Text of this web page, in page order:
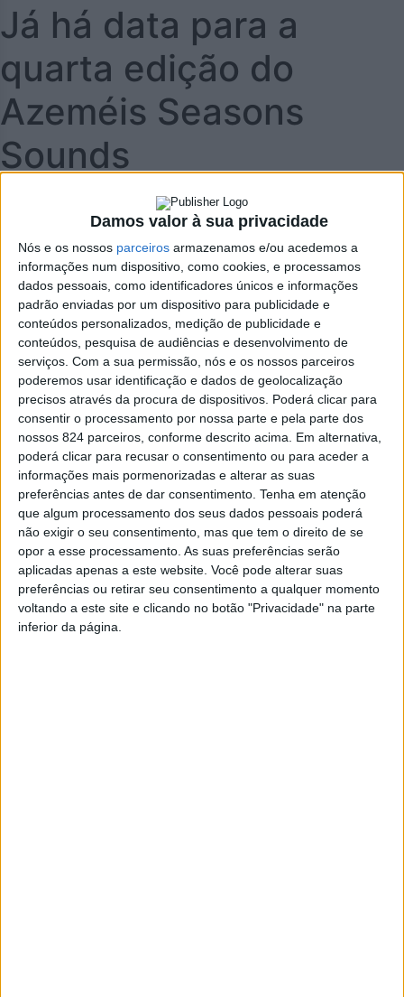
Damos valor à sua privacidade
Nós e os nossos parceiros armazenamos e/ou acedemos a
informações num dispositivo, como cookies, e processamos
dados pessoais, como identificadores únicos e informações
padrão enviadas por um dispositivo para publicidade e
conteúdos personalizados, medição de publicidade e
conteúdos, pesquisa de audiências e desenvolvimento de
serviços. Com a sua permissão, nós e os nossos parceiros
poderemos usar identificação e dados de geolocalização
precisos através da procura de dispositivos. Poderá clicar para
consentir o processamento por nossa parte e pela parte dos
nossos 824 parceiros, conforme descrito acima. Em alternativa,
poderá clicar para recusar o consentimento ou para aceder a
informações mais pormenorizadas e alterar as suas
preferências antes de dar consentimento. Tenha em atenção
que algum processamento dos seus dados pessoais poderá
não exigir o seu consentimento, mas que tem o direito de se
opor a esse processamento. As suas preferências serão
aplicadas apenas a este website. Você pode alterar suas
preferências ou retirar seu consentimento a qualquer momento
voltando a este site e clicando no botão "Privacidade" na parte
inferior da página.
Já há data para a
quarta edição do
Azeméis Seasons
Sounds
Azemeis.net
10 de Outubro de 2019, 11:58
O Azeméis Seasons Soundsvolta a trazer o
melhor da música portuguesa a Oliveira de